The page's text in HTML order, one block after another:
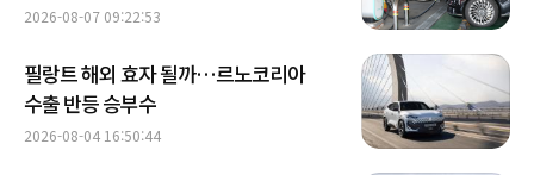
2026-08-07 09:22:53
필랑트 해외 효자 될까…르노코리아
수출 반등 승부수
2026-08-04 16:50:44